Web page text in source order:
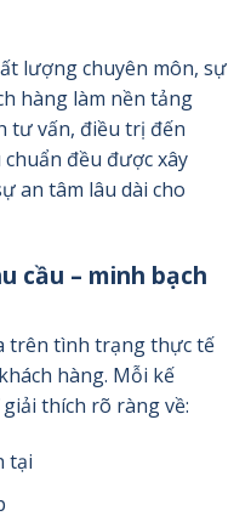
lượng chuyên môn, sự
hàng làm nền tảng
tư vấn, điều trị đến
đều được xây
an tâm lâu dài cho
cầu – minh bạch
trên tình trạng thực tế
hàng. Mỗi kế
thích rõ ràng về:
tại